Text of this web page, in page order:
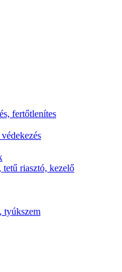
fertőtlenítes
riasztó, kezelő
tyúkszem